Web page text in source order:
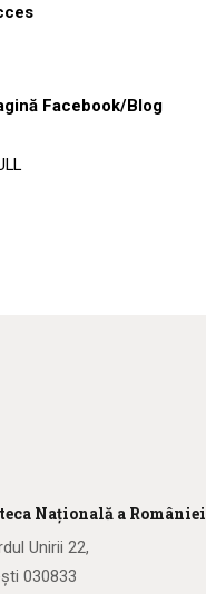
Facebook/Blog
Națională a României
Unirii 22,
030833